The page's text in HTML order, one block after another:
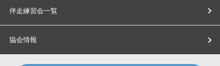
伴走練習会一覧
協会情報